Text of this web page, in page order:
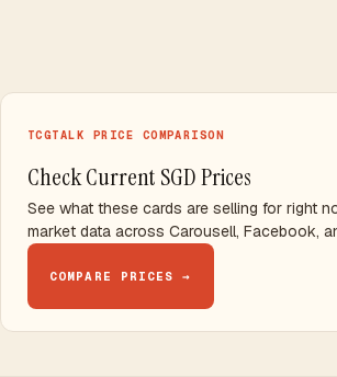
TCGTALK PRICE COMPARISON
Check Current SGD Prices
See what these cards are selling for right
market data across Carousell, Facebook,
COMPARE PRICES →